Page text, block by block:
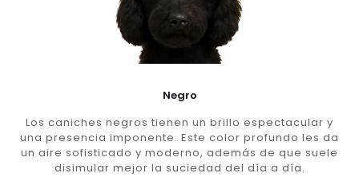
Negro
Los caniches negros tienen un brillo espectacular y
una presencia imponente. Este color profundo les da
un aire sofisticado y moderno, además de que suele
disimular mejor la suciedad del día a día.